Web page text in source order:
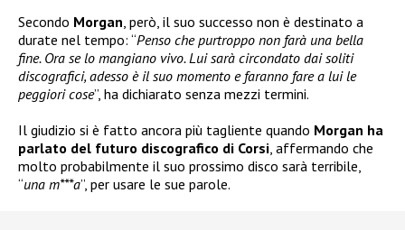
Secondo Morgan, però, il suo successo non è destinato a
durate nel tempo: “Penso che purtroppo non farà una bella
fine. Ora se lo mangiano vivo. Lui sarà circondato dai soliti
discografici, adesso è il suo momento e faranno fare a lui le
peggiori cose”, ha dichiarato senza mezzi termini.
Il giudizio si è fatto ancora più tagliente quando Morgan ha
parlato del futuro discografico di Corsi, affermando che
molto probabilmente il suo prossimo disco sarà terribile,
“una m***a”, per usare le sue parole.